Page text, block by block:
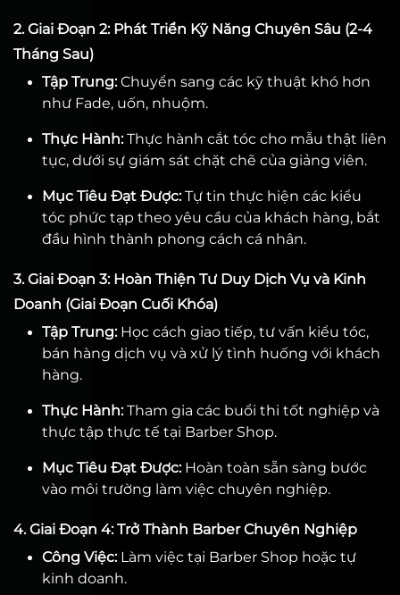
2. Giai Đoạn 2: Phát Triển Kỹ Năng Chuyên Sâu (2-4
Tháng Sau)
Tập Trung:Chuyển sang các kỹ thuật khó hơn
như Fade, uốn, nhuộm.
Thực Hành:Thực hành cắt tóc cho mẫu thật liên
tục, dưới sự giám sát chặt chẽ của giảng viên.
Mục Tiêu Đạt Được:Tự tin thực hiện các kiểu
tóc phức tạp theo yêu cầu của khách hàng, bắt
đầu hình thành phong cách cá nhân.
3. Giai Đoạn 3: Hoàn Thiện Tư Duy Dịch Vụ và Kinh
Doanh (Giai Đoạn Cuối Khóa)
Tập Trung:Học cách giao tiếp, tư vấn kiểu tóc,
bán hàng dịch vụ và xử lý tình huống với khách
hàng.
Thực Hành:Tham gia các buổi thi tốt nghiệp và
thực tập thực tế tại Barber Shop.
Mục Tiêu Đạt Được:Hoàn toàn sẵn sàng bước
vào môi trường làm việc chuyên nghiệp.
4. Giai Đoạn 4: Trở Thành Barber Chuyên Nghiệp
Công Việc:Làm việc tại Barber Shop hoặc tự
kinh doanh.